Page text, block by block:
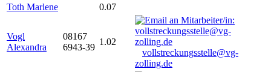
Toth Marlene
0.07
Vogl
Alexandra
08167
6943-39
1.02
vollstreckungsstelle@vg-
zolling.de